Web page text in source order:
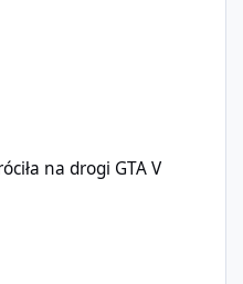
na drogi GTA V